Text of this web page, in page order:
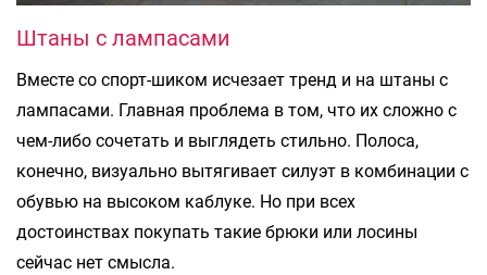
Штаны с лампасами
Вместе со спорт-шиком исчезает тренд и на штаны с
лампасами. Главная проблема в том, что их сложно с
чем-либо сочетать и выглядеть стильно. Полоса,
конечно, визуально вытягивает силуэт в комбинации с
обувью на высоком каблуке. Но при всех
достоинствах покупать такие брюки или лосины
сейчас нет смысла.